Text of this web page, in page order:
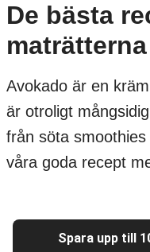
De bästa
Avokado är en
är otroligt
från söta
våra goda recept
Spara upp till